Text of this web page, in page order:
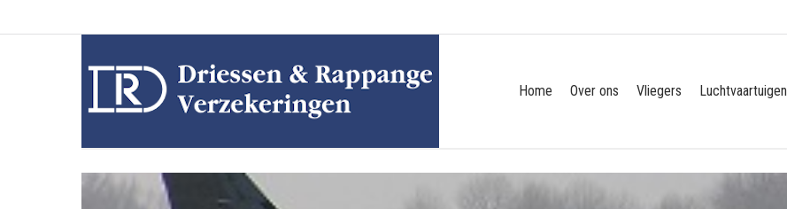
Home Over ons Vliegers Luchtvaartuigen